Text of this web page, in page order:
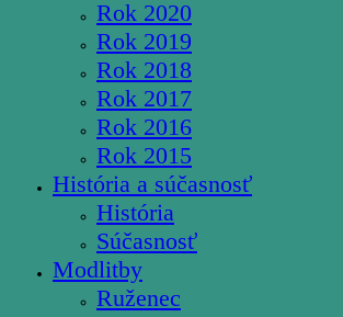
Rok 2020
Rok 2019
Rok 2018
Rok 2017
Rok 2016
Rok 2015
História a súčasnosť
História
Súčasnosť
Modlitby
Ruženec